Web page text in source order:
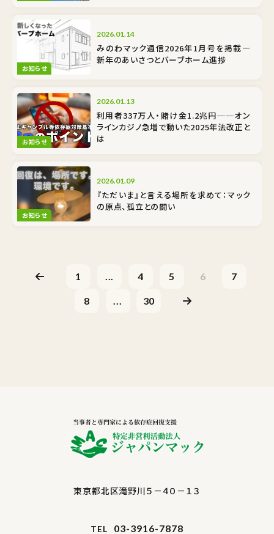
お知らせ
2026.01.14
みのわマック通信2026年1月号を掲載―
新年のあいさつとバーブホーム進捗
お知らせ
2026.01.13
利用者337万人・賭け金1.2兆円──オン
ラインカジノ急増で動いた2025年法改正と
は
お知らせ
2026.01.09
『ただいま』と言える場所を求めて：マック
の原点、孤立との闘い
1 ... 4 5 6 7
8 ... 30
東京都北区滝野川５－４０－１３
TEL 03-3916-7878